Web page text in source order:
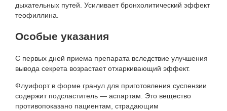
дыхательных путей. Усиливает бронхолитический эффект
теофиллина.
Особые указания
С первых дней приема препарата вследствие улучшения
вывода секрета возрастает отхаркивающий эффект.
Флуифорт в форме гранул для приготовления суспензии
содержит подсластитель — аспартам. Это вещество
противопоказано пациентам, страдающим